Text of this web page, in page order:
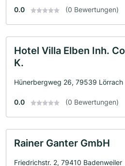
0.0 (0 Bewertungen)
Hotel Villa Elben Inh.
K.
Hünerbergweg 26, 79539 Lörrach
0.0 (0 Bewertungen)
Rainer Ganter GmbH
Friedrichstr. 2, 79410 Badenweiler